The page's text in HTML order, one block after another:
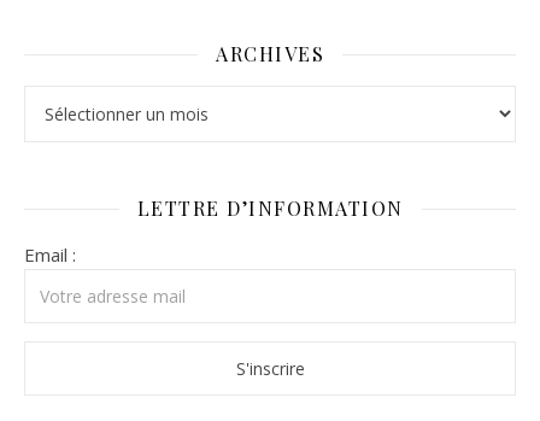
ARCHIVES
LETTRE D’INFORMATION
Email :